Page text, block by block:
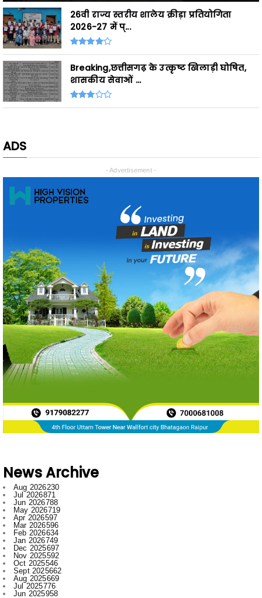
Breaking,छत्तीसगढ़ के उत्कृष्ट खिलाड़ी घोषित,
शासकीय सेवाओं ...
ADS
News Archive
Jun 2026
788
May 2026719
Apr 2026597
Mar 2026596
Feb 2026634
Jan 2026749
Dec 2025697
Nov 2025592
Oct 2025546
Sept 2025662
Aug 2025669
Jul 2025776
Jun 2025958
May 2025996
Apr 2025918
Mar 2025974
Feb 2025797